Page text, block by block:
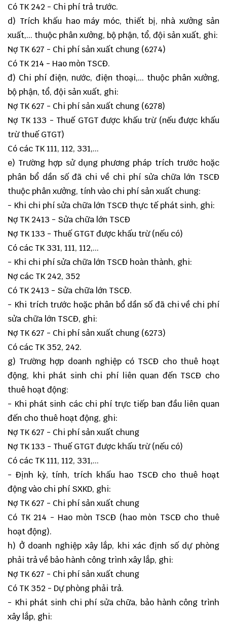
Có TK 242 - Chi phí trả trước.
d) Trích khấu hao máy móc, thiết bị, nhà xưởng sản
xuất,... thuộc phân xưởng, bộ phận, tổ, đội sản xuất, ghi:
Nợ TK 627 - Chi phí sản xuất chung (6274)
Có TK 214 - Hao mòn TSCĐ.
đ) Chi phí điện, nước, điện thoại,... thuộc phân xưởng,
bộ phận, tổ, đội sản xuất, ghi:
Nợ TK 627 - Chi phí sản xuất chung (6278)
Nợ TK 133 - Thuế GTGT được khấu trừ (nếu được khấu
trừ thuế GTGT)
Có các TK 111, 112, 331,...
e) Trường hợp sử dụng phương pháp trích trước hoặc
phân bổ dần số đã chi về chi phí sửa chữa lớn TSCĐ
thuộc phân xưởng, tính vào chi phí sản xuất chung:
- Khi chi phí sửa chữa lớn TSCĐ thực tế phát sinh, ghi:
Nợ TK 2413 - Sửa chữa lớn TSCĐ
Nợ TK 133 - Thuế GTGT được khấu trừ (nếu có)
Có các TK 331, 111, 112,...
- Khi chi phí sửa chữa lớn TSCĐ hoàn thành, ghi:
Nợ các TK 242, 352
Có TK 2413 - Sửa chữa lớn TSCĐ.
- Khi trích trước hoặc phân bổ dần số đã chi về chi phí
sửa chữa lớn TSCĐ, ghi:
Nợ TK 627 - Chi phí sản xuất chung (6273)
Có các TK 352, 242.
g) Trường hợp doanh nghiệp có TSCĐ cho thuê hoạt
động, khi phát sinh chi phí liên quan đến TSCĐ cho
thuê hoạt động:
- Khi phát sinh các chi phí trực tiếp ban đầu liên quan
đến cho thuê hoạt động, ghi:
Nợ TK 627 - Chi phí sản xuất chung
Nợ TK 133 - Thuế GTGT được khấu trừ (nếu có)
Có các TK 111, 112, 331,...
- Định kỳ, tính, trích khấu hao TSCĐ cho thuê hoạt
động vào chi phí SXKD, ghi:
Nợ TK 627 - Chi phí sản xuất chung
Có TK 214 - Hao mòn TSCĐ (hao mòn TSCĐ cho thuê
hoạt động).
h) Ở doanh nghiệp xây lắp, khi xác định số dự phòng
phải trả về bảo hành công trình xây lắp, ghi:
Nợ TK 627 - Chi phí sản xuất chung
Có TK 352 - Dự phòng phải trả.
- Khi phát sinh chi phí sửa chữa, bảo hành công trình
xây lắp, ghi: